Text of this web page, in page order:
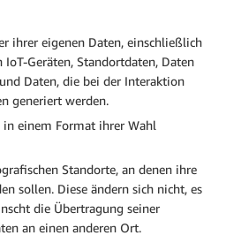
ihrer eigenen Daten, einschließlich
Geräten, Standortdaten, Daten
Daten, die bei der Interaktion
generiert werden.
einem Format ihrer Wahl
Standorte, an denen ihre
sollen. Diese ändern sich nicht, es
die Übertragung seiner
an einen anderen Ort.